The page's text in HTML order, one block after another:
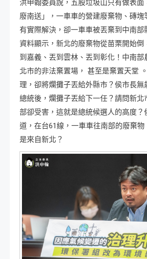
洪申翰委員說，五股垃圾山只有做表面
廢南送」，一車車的營建廢棄物、磚塊
有實際解決，卻一車車被丟棄到中南部
資料顯示，新北的廢棄物從苗栗開始倒
到嘉義、丟到雲林、丟到彰化！中南部
北市的非法棄置場， 甚至是棄置天堂
理，卻將爛攤子丟給外縣市？侯市長無
總統後，爛攤子丟給下一任？請問新北
部卻受害，這就是總統候選人的高度？
道，在台61線，一車車往南部的廢棄物
是來自新北？